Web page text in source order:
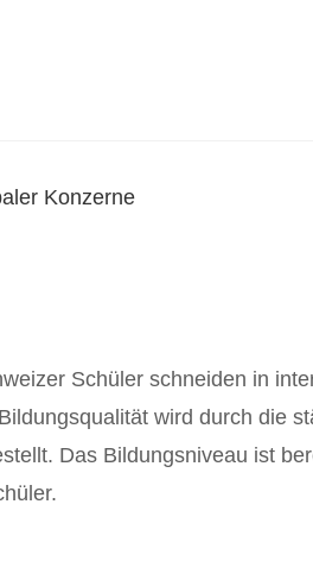
Schüler schneiden in
wird durch die
Das Bildungsniveau ist